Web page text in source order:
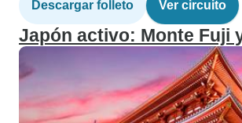
Descargar folleto Ver circuito
Japón activo: Monte Fuji